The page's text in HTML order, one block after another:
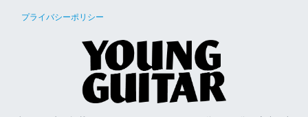
プライバシーポリシー